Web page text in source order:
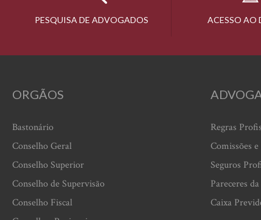
PESQUISA DE ADVOGADOS ACESSO AO
ORGÃOS
Bastonário
Conselho Geral
Conselho Superior
Conselho de Supervisão
Conselho Fiscal
Regras
Comissões
Seguros
Pareceres
Caixa